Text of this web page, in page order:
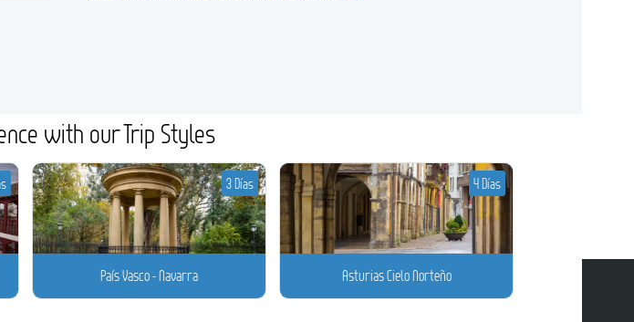
with our Trip Styles
País Vasco - Navarra
3 Días
Asturias Cielo Norteño
4 Días